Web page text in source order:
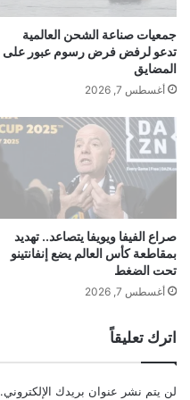
ي
ا
ا
ح
ي
و
أ
ل
م
ا
ا
ش
ر
"
ت
ا
ن
آ
ن
د
ب
ر
ز
5
0
جمعيات صناعة الشحن العالمية
تدعو لرفض فرض رسوم عبور على
المضايق
أغسطس 7, 2026
صراع الفيفا ويويفا يتصاعد.. تهديد
بمقاطعة كأس العالم يضع إنفانتينو
تحت الضغط
أغسطس 7, 2026
اترك تعليقاً
لن يتم نشر عنوان بريدك الإلكتروني.